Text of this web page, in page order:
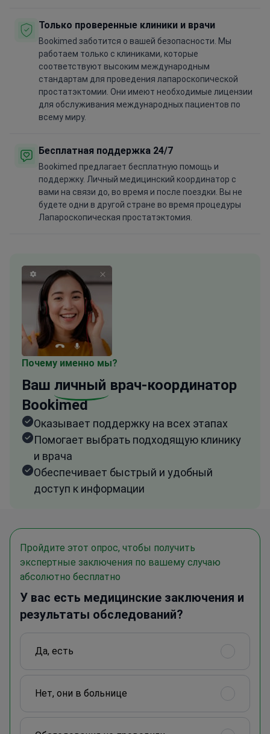
Только проверенные клиники и врачи
Bookimed заботится о вашей безопасности. Мы
работаем только с клиниками, которые
соответствуют высоким международным
стандартам для проведения лапароскопической
простатэктомии. Они имеют необходимые лицензии
для обслуживания международных пациентов по
всему миру.
Бесплатная поддержка 24/7
Bookimed предлагает бесплатную помощь и
поддержку. Личный медицинский координатор с
вами на связи до, во время и после поездки. Вы не
будете одни в другой стране во время процедуры
Лапароскопическая простатэктомия.
Почему именно мы?
Ваш личный врач-координатор
Bookimed
Оказывает поддержку на всех этапах
Помогает выбрать подходящую клинику
и врача
Обеспечивает быстрый и удобный
доступ к информации
Пройдите этот опрос, чтобы получить
экспертные заключения по вашему случаю
абсолютно бесплатно
У вас есть медицинские заключения и
результаты обследований?
Да, есть
Нет, они в больнице